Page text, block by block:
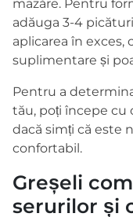
mazăre. Pentru
adăuga 3-4
aplicarea în exces,
suplimentare și
Pentru a
tău, poți începe cu
dacă simți că este
confortabil.
Greșeli
serurilor și